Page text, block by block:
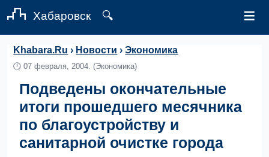
Хабаровск 🔍 ≡
Khabara.Ru › Новости ›Экономика
🕛07 февраля, 2004. (Экономика)
Подведены окончательные
итоги прошедшего месячника
по благоустройству и
санитарной очистке города